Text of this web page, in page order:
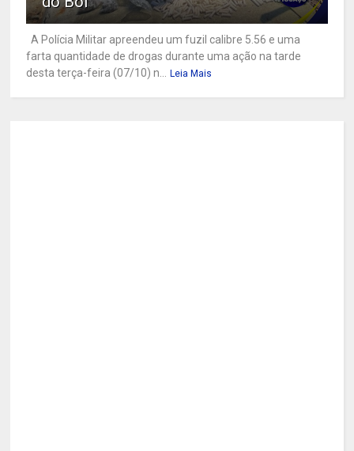
A Polícia Militar apreendeu um fuzil calibre 5.56 e uma
farta quantidade de drogas durante uma ação na tarde
desta terça-feira (07/10) n...
Leia Mais